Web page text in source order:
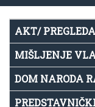
AKT/
MIŠLJENJE
DOM NARODA